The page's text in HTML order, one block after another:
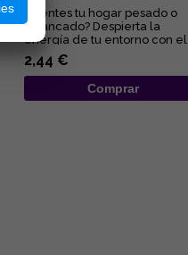
¿Sientes tu hogar pesado o
estancado? Despierta la
energía de tu entorno con el
sanador maestro de la
naturale...
2,44 €
Comprar